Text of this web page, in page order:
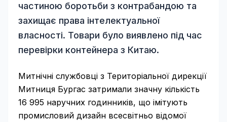
частиною боротьби з контрабандою та
захищає права інтелектуальної
власності. Товари було виявлено під час
перевірки контейнера з Китаю.
Митнічні службовці з Територіальної дирекції
Митниця Бургас затримали значну кількість
16 995 наручних годинників, що імітують
промисловий дизайн всесвітньо відомої